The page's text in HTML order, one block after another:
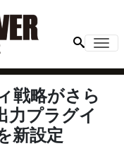
戦略がさら
プラグイ
新設定